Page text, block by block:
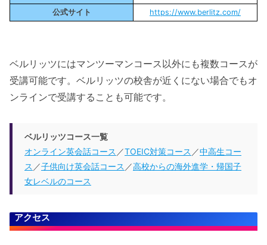
公式サイト
https://www.berlitz.com/
ベルリッツにはマンツーマンコース以外にも複数コースが
受講可能です。ベルリッツの校舎が近くにない場合でもオ
ンラインで受講することも可能です。
ベルリッツコース一覧
オンライン英会話コース ／TOEIC対策コース ／中高生コー
ス ／子供向け英会話コース ／高校からの海外進学・帰国子
女レベルのコース
アクセス